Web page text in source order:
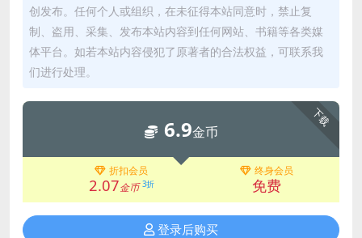
创发布。任何个人或组织，在未征得本站同意时，禁止复
制、盗用、采集、发布本站内容到任何网站、书籍等各类媒
体平台。如若本站内容侵犯了原著者的合法权益，可联系我
们进行处理。
下载
6.9金币
折扣会员
2.07金币 3折
终身会员
免费
登录后购买